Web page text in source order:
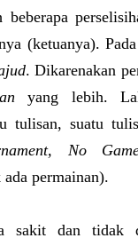
beberapa
(ketuanya).
. Dikarenakan
yang lebih.
tulisan, suatu
No
permainan).
sakit dan tidak